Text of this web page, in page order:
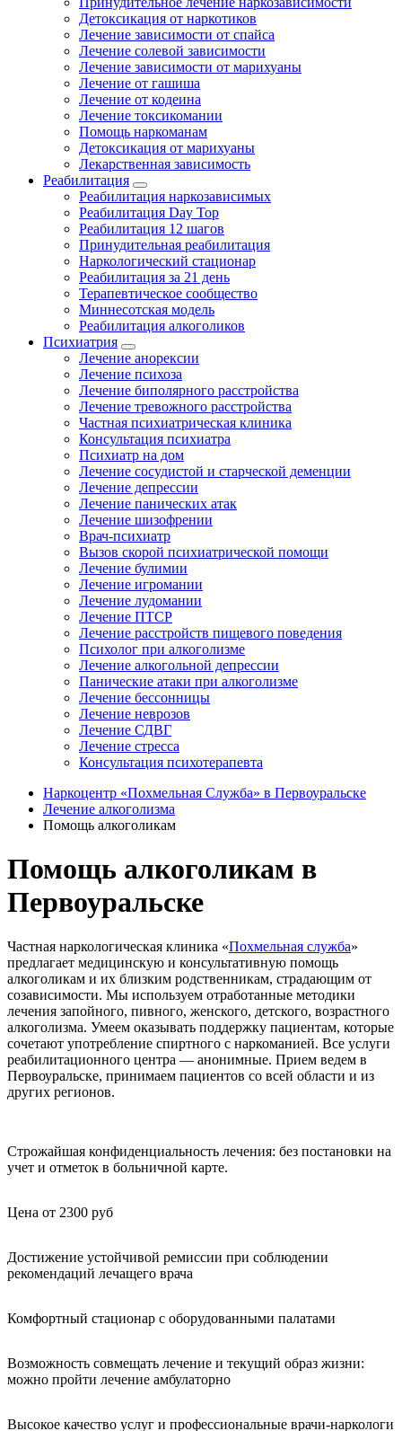
Детоксикация от наркотиков
Лечение зависимости от спайса
Лечение солевой зависимости
Лечение зависимости от марихуаны
Лечение от гашиша
Лечение от кодеина
Лечение токсикомании
Помощь наркоманам
Детоксикация от марихуаны
Лекарственная зависимость
Реабилитация
Реабилитация наркозависимых
Реабилитация Day Top
Реабилитация 12 шагов
Принудительная реабилитация
Наркологический стационар
Реабилитация за 21 день
Терапевтическое сообщество
Миннесотская модель
Реабилитация алкоголиков
Психиатрия
Лечение анорексии
Лечение психоза
Лечение биполярного расстройства
Лечение тревожного расстройства
Частная психиатрическая клиника
Консультация психиатра
Психиатр на дом
Лечение сосудистой и старческой деменции
Лечение депрессии
Лечение панических атак
Лечение шизофрении
Врач-психиатр
Вызов скорой психиатрической помощи
Лечение булимии
Лечение игромании
Лечение лудомании
Лечение ПТСР
Лечение расстройств пищевого поведения
Психолог при алкоголизме
Лечение алкогольной депрессии
Панические атаки при алкоголизме
Лечение бессонницы
Лечение неврозов
Лечение СДВГ
Лечение стресса
Консультация психотерапевта
Наркоцентр «Похмельная Служба» в Первоуральске
Лечение алкоголизма
Помощь алкоголикам
Помощь алкоголикам в
Первоуральске
Частная наркологическая клиника «Похмельная служба»
предлагает медицинскую и консультативную помощь
алкоголикам и их близким родственникам, страдающим от
созависимости. Мы используем отработанные методики
лечения запойного, пивного, женского, детского, возрастного
алкоголизма. Умеем оказывать поддержку пациентам, которые
сочетают употребление спиртного с наркоманией. Все услуги
реабилитационного центра — анонимные. Прием ведем в
Первоуральске, принимаем пациентов со всей области и из
других регионов.
Строжайшая конфиденциальность лечения: без постановки на
учет и отметок в больничной карте.
Цена от 2300 руб
Достижение устойчивой ремиссии при соблюдении
рекомендаций лечащего врача
Комфортный стационар с оборудованными палатами
Возможность совмещать лечение и текущий образ жизни:
можно пройти лечение амбулаторно
Высокое качество услуг и профессиональные врачи-наркологи